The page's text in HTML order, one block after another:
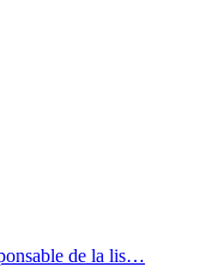
de la lis…